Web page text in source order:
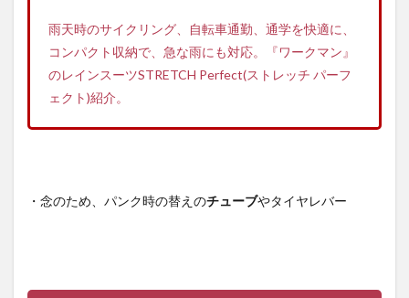
雨天時のサイクリング、自転車通勤、通学を快適に、
コンパクト収納で、急な雨にも対応。『ワークマン』
のレインスーツSTRETCH Perfect(ストレッチ パーフ
ェクト)紹介。
・念のため、パンク時の替えのチューブやタイヤレバー